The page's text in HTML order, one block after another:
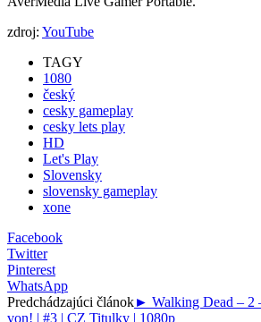
zdroj: YouTube
TAGY
1080
český
cesky gameplay
cesky lets play
HD
Let's Play
Slovensky
slovensky gameplay
xone
Facebook
Twitter
Pinterest
WhatsApp
Predchádzajúci článok► Walking Dead – 2
von! | #3 | CZ Titulky | 1080p